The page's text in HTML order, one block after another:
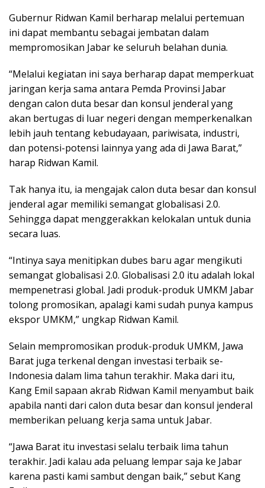
Gubernur Ridwan Kamil berharap melalui pertemuan
ini dapat membantu sebagai jembatan dalam
mempromosikan Jabar ke seluruh belahan dunia.
“Melalui kegiatan ini saya berharap dapat memperkuat
jaringan kerja sama antara Pemda Provinsi Jabar
dengan calon duta besar dan konsul jenderal yang
akan bertugas di luar negeri dengan memperkenalkan
lebih jauh tentang kebudayaan, pariwisata, industri,
dan potensi-potensi lainnya yang ada di Jawa Barat,”
harap Ridwan Kamil.
Tak hanya itu, ia mengajak calon duta besar dan konsul
jenderal agar memiliki semangat globalisasi 2.0.
Sehingga dapat menggerakkan kelokalan untuk dunia
secara luas.
“Intinya saya menitipkan dubes baru agar mengikuti
semangat globalisasi 2.0. Globalisasi 2.0 itu adalah lokal
mempenetrasi global. Jadi produk-produk UMKM Jabar
tolong promosikan, apalagi kami sudah punya kampus
ekspor UMKM,” ungkap Ridwan Kamil.
Selain mempromosikan produk-produk UMKM, Jawa
Barat juga terkenal dengan investasi terbaik se-
Indonesia dalam lima tahun terakhir. Maka dari itu,
Kang Emil sapaan akrab Ridwan Kamil menyambut baik
apabila nanti dari calon duta besar dan konsul jenderal
memberikan peluang kerja sama untuk Jabar.
“Jawa Barat itu investasi selalu terbaik lima tahun
terakhir. Jadi kalau ada peluang lempar saja ke Jabar
karena pasti kami sambut dengan baik,” sebut Kang